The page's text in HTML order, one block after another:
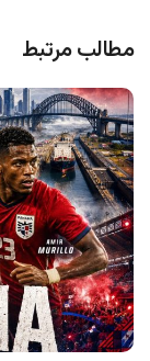
مطالب مرتبط